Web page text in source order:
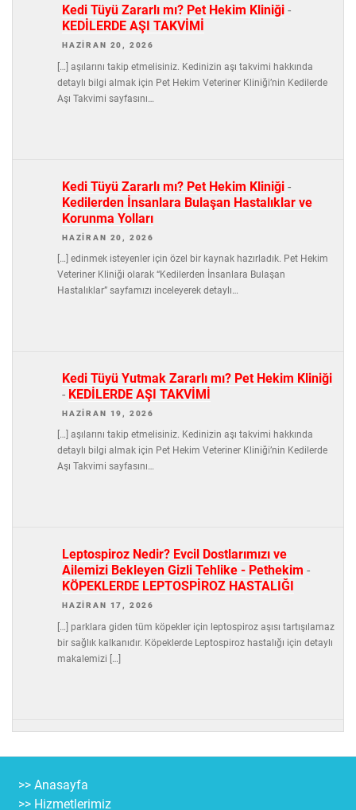
Kedi Tüyü Zararlı mı? Pet Hekim Kliniği -
KEDİLERDE AŞI TAKVİMİ
HAZIRAN 20, 2026
[…] aşılarını takip etmelisiniz. Kedinizin aşı takvimi hakkında
detaylı bilgi almak için Pet Hekim Veteriner Kliniği’nin Kedilerde
Aşı Takvimi sayfasını…
Kedi Tüyü Zararlı mı? Pet Hekim Kliniği -
Kedilerden İnsanlara Bulaşan Hastalıklar ve
Korunma Yolları
HAZIRAN 20, 2026
[…] edinmek isteyenler için özel bir kaynak hazırladık. Pet Hekim
Veteriner Kliniği olarak “Kedilerden İnsanlara Bulaşan
Hastalıklar” sayfamızı inceleyerek detaylı…
Kedi Tüyü Yutmak Zararlı mı? Pet Hekim Kliniği
- KEDİLERDE AŞI TAKVİMİ
HAZIRAN 19, 2026
[…] aşılarını takip etmelisiniz. Kedinizin aşı takvimi hakkında
detaylı bilgi almak için Pet Hekim Veteriner Kliniği’nin Kedilerde
Aşı Takvimi sayfasını…
Leptospiroz Nedir? Evcil Dostlarımızı ve
Ailemizi Bekleyen Gizli Tehlike - Pethekim -
KÖPEKLERDE LEPTOSPİROZ HASTALIĞI
HAZIRAN 17, 2026
[…] parklara giden tüm köpekler için leptospiroz aşısı tartışılamaz
bir sağlık kalkanıdır. Köpeklerde Leptospiroz hastalığı için detaylı
makalemizi […]
>> Anasayfa
>> Hizmetlerimiz